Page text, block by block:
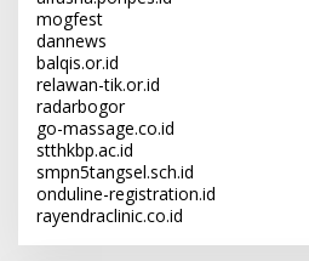
mogfest
dannews
balqis.or.id
relawan-tik.or.id
radarbogor
go-massage.co.id
stthkbp.ac.id
smpn5tangsel.sch.id
onduline-registration.id
rayendraclinic.co.id